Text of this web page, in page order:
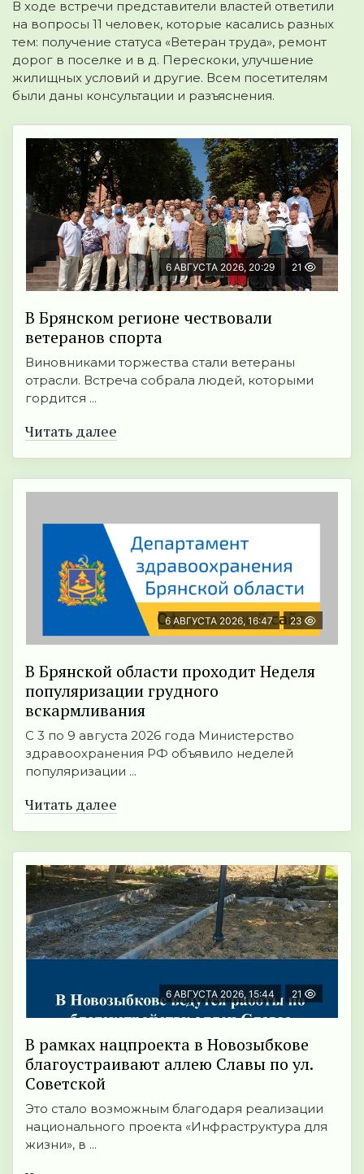
В ходе встречи представители властей ответили
на вопросы 11 человек, которые касались разных
тем: получение статуса «Ветеран труда», ремонт
дорог в поселке и в д. Перескоки, улучшение
жилищных условий и другие. Всем посетителям
были даны консультации и разъяснения.
6 АВГУСТА 2026, 20:29 21
В Брянском регионе чествовали
ветеранов спорта
Виновниками торжества стали ветераны
отрасли. Встреча собрала людей, которыми
гордится ...
Читать далее
6 АВГУСТА 2026, 16:47 23
В Брянской области проходит Неделя
популяризации грудного
вскармливания
С 3 по 9 августа 2026 года Министерство
здравоохранения РФ объявило неделей
популяризации ...
Читать далее
6 АВГУСТА 2026, 15:44 21
В рамках нацпроекта в Новозыбкове
благоустраивают аллею Славы по ул.
Советской
Это стало возможным благодаря реализации
национального проекта «Инфраструктура для
жизни», в ...